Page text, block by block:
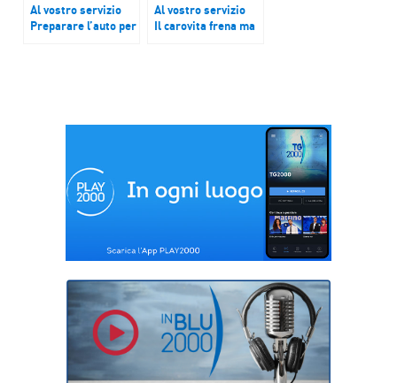
Al vostro servizio
Preparare l’auto per
Al vostro servizio
Il carovita frena ma